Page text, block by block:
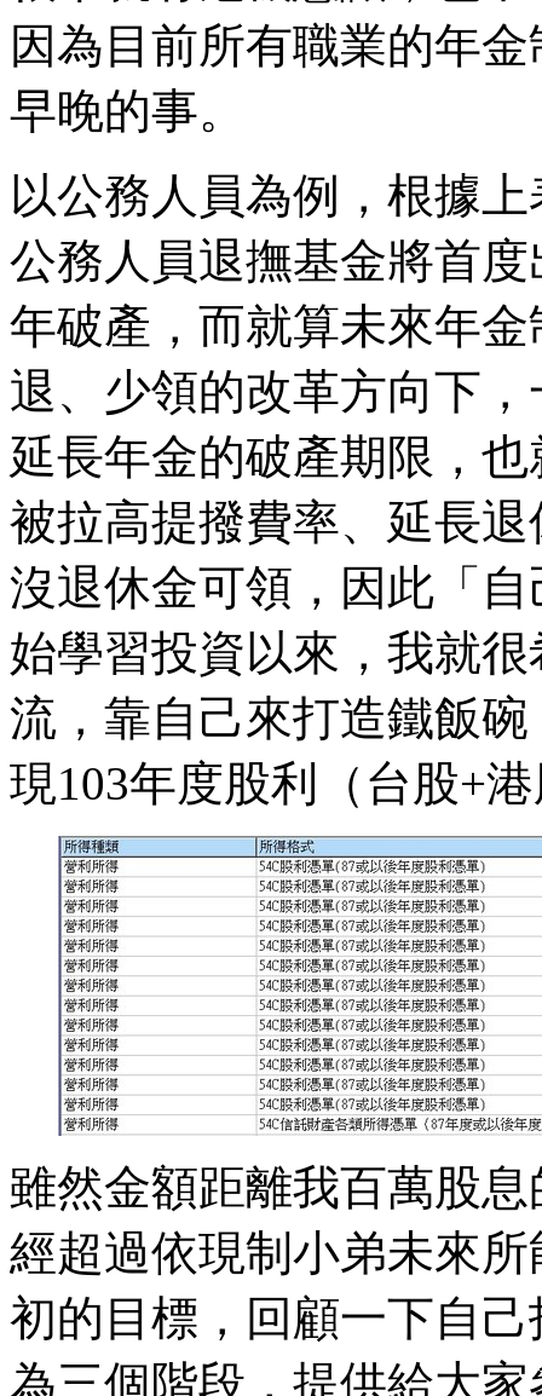
因為目前所有職業的年
早晚的事。
以公務人員為例，根據
公務人員退撫基金將首
年破產，而就算未來年
退、少領的改革方向下
延長年金的破產期限，
被拉高提撥費率、延長
沒退休金可領，因此「
始學習投資以來，我就
流，靠自己來打造鐵飯
現103年度股利（台股+
雖然金額距離我百萬股
經超過依現制小弟未來
初的目標，回顧一下自
為三個階段，提供給大家